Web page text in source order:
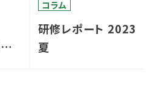
コラム
研修レポート 2023
夏